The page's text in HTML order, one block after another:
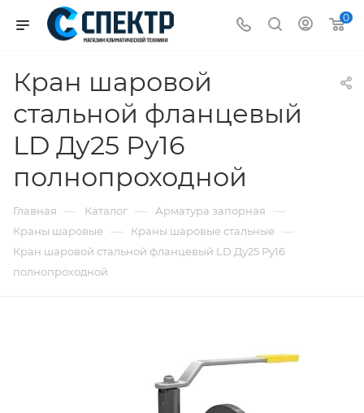
0
Кран шаровой
стальной фланцевый
LD Ду25 Ру16
полнопроходной
Главная — Каталог — Арматура запорная —
Краны шаровые — Краны шаровые стальные —
Кран шаровой стальной фланцевый LD Ду25 Ру16
полнопроходной